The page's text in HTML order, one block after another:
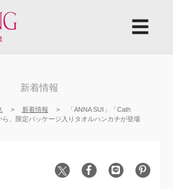
☰
新着情報
新着情報
「ANNA SUI」「Cath
ら、限定パッケージ入りタオルハンカチが登場